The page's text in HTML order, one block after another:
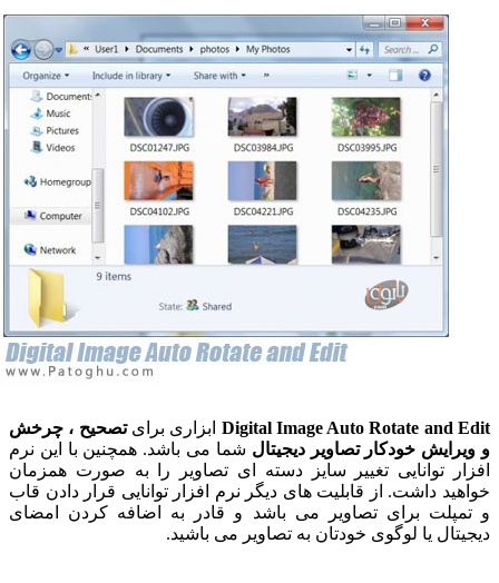
Digital Image Auto Rotateابزاری برایتصحیح ، چرخش
خودکار تصاویر دیجیتالشما می باشد. همچنین با این نرم
توانایی تغییر سایز دسته ای تصاویر را به صورت همزمان
داشت. از قابلیت های دیگر نرم افزار توانایی قرار دادن قاب
برای تصاویر می باشد و قادر به اضافه کردن امضای
یا لوگوی خودتان به تصاویر می باشید.